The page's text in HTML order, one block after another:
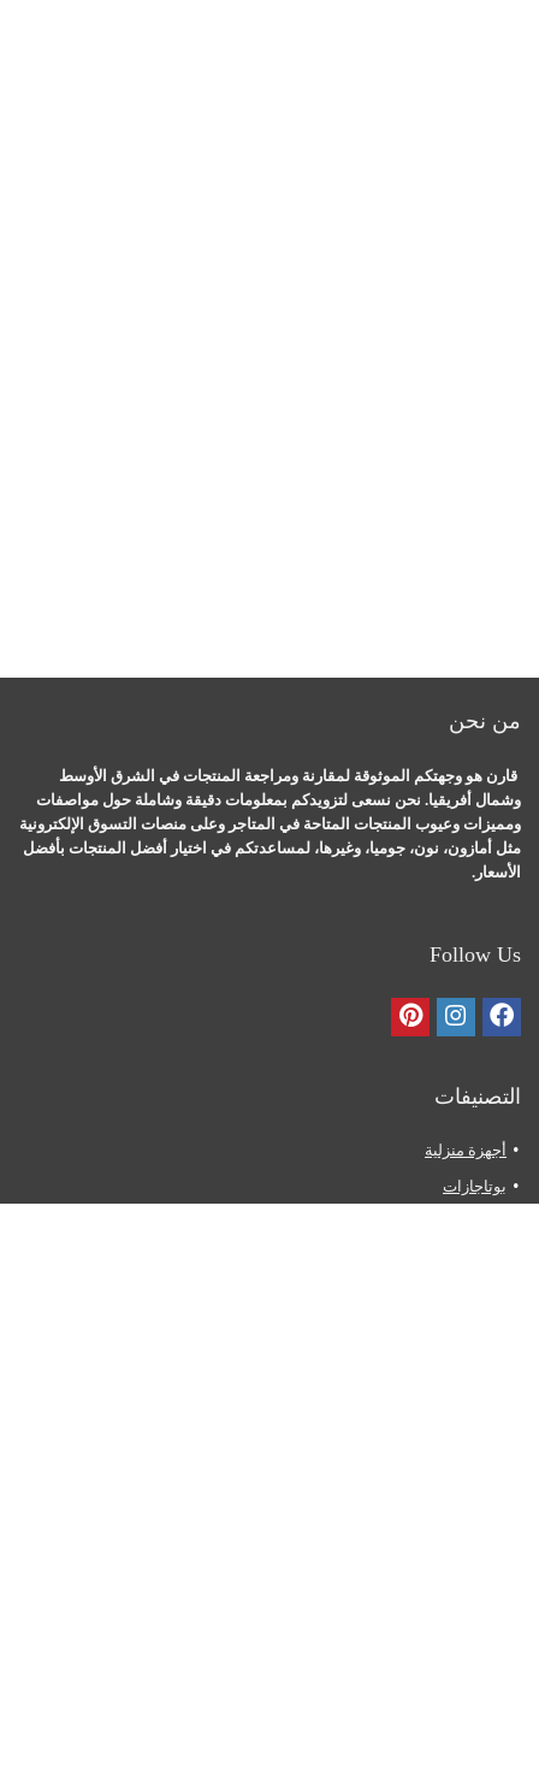
من نحن
قارن هو وجهتكم الموثوقة لمقارنة ومراجعة المنتجات في الشرق الأوسط
وشمال أفريقيا. نحن نسعى لتزويدكم بمعلومات دقيقة وشاملة حول مواصفات
ومميزات وعيوب المنتجات المتاحة في المتاجر وعلى منصات التسوق الإلكترونية
مثل أمازون، نون، جوميا، وغيرها، لمساعدتكم في اختيار أفضل المنتجات بأفضل
الأسعار.
Follow Us
التصنيفات
أجهزة منزلية
بوتاجازات